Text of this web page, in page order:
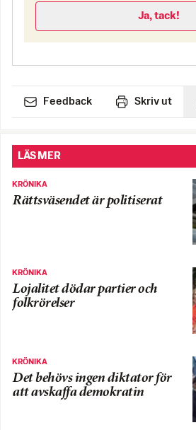
Ja, tack!
Feedback Skriv ut
LÄS MER
KRÖNIKA
Rättsväsendet är politiserat
KRÖNIKA
Lojalitet dödar partier och
folkrörelser
KRÖNIKA
Det behövs ingen diktator för
att avskaffa demokratin